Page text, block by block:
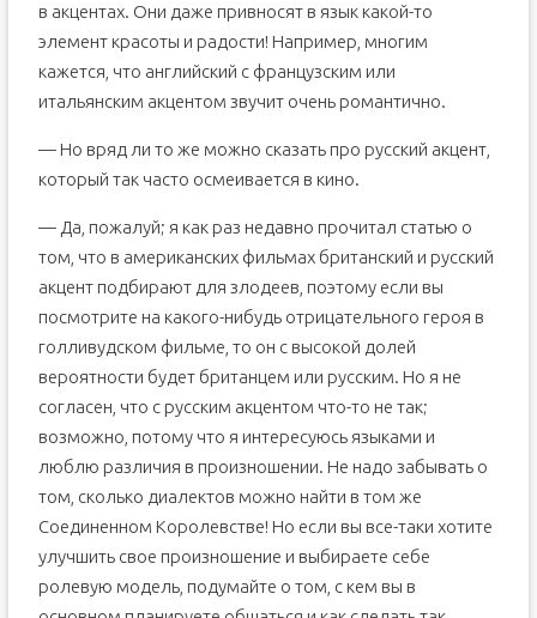
в акцентах. Они даже привносят в язык какой-то
элемент красоты и радости! Например, многим
кажется, что английский с французским или
итальянским акцентом звучит очень романтично.
— Но вряд ли то же можно сказать про русский акцент,
который так часто осмеивается в кино.
— Да, пожалуй; я как раз недавно прочитал статью о
том, что в американских фильмах британский и русский
акцент подбирают для злодеев, поэтому если вы
посмотрите на какого-нибудь отрицательного героя в
голливудском фильме, то он с высокой долей
вероятности будет британцем или русским. Но я не
согласен, что с русским акцентом что-то не так;
возможно, потому что я интересуюсь языками и
люблю различия в произношении. Не надо забывать о
том, сколько диалектов можно найти в том же
Соединенном Королевстве! Но если вы все-таки хотите
улучшить свое произношение и выбираете себе
ролевую модель, подумайте о том, с кем вы в